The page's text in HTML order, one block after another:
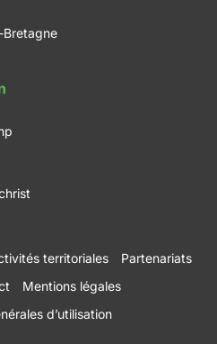
Bretagne
territoriales
Partenariats
Mentions légales
d’utilisation